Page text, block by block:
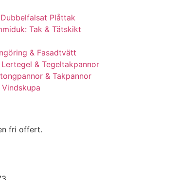
Plåttak
Tak & Tätskikt
& Fasadtvätt
& Tegeltakpannor
& Takpannor
fri offert.